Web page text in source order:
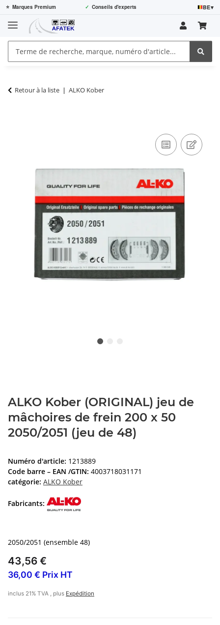
⭐ Marques Premium ✓ Conseils d'experts BE▾
Retour à la liste ALKO Kober
ALKO Kober (ORIGINAL) jeu de
mâchoires de frein 200 x 50
2050/2051 (jeu de 48)
Numéro d'article: 1213889
Code barre – EAN /GTIN: 4003718031171
catégorie: ALKO Kober
Fabricants:
2050/2051 (ensemble 48)
43,56 €
36,00 € Prix HT
inclus 21% TVA , plus Expédition